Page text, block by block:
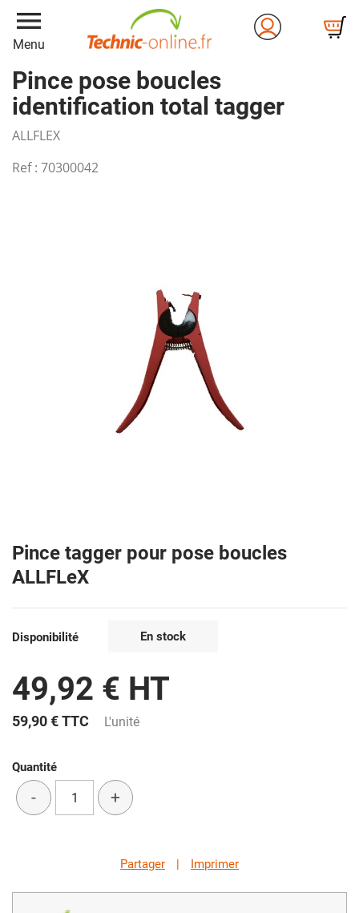
menu
Menu
Pince pose boucles
identification total tagger
ALLFLEX
Ref : 70300042
Pince tagger pour pose boucles
ALLFLeX
Disponibilité En stock
49,92 € HT
59,90 €TTC L'unité
Quantité
- +
Partager | Imprimer